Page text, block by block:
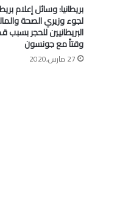
بريطانيا: وسائل إعلام
لجوء وزيري الصحة
البريطانيين للحجر بسبب
وقتاً مع جونسون
27 مارس,2020